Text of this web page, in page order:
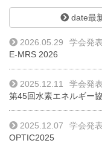
date最
2026.05.29
学会発
E-MRS 2026
2025.12.11
学会発
第45回水素エネルギー
2025.12.07
学会発
OPTIC2025